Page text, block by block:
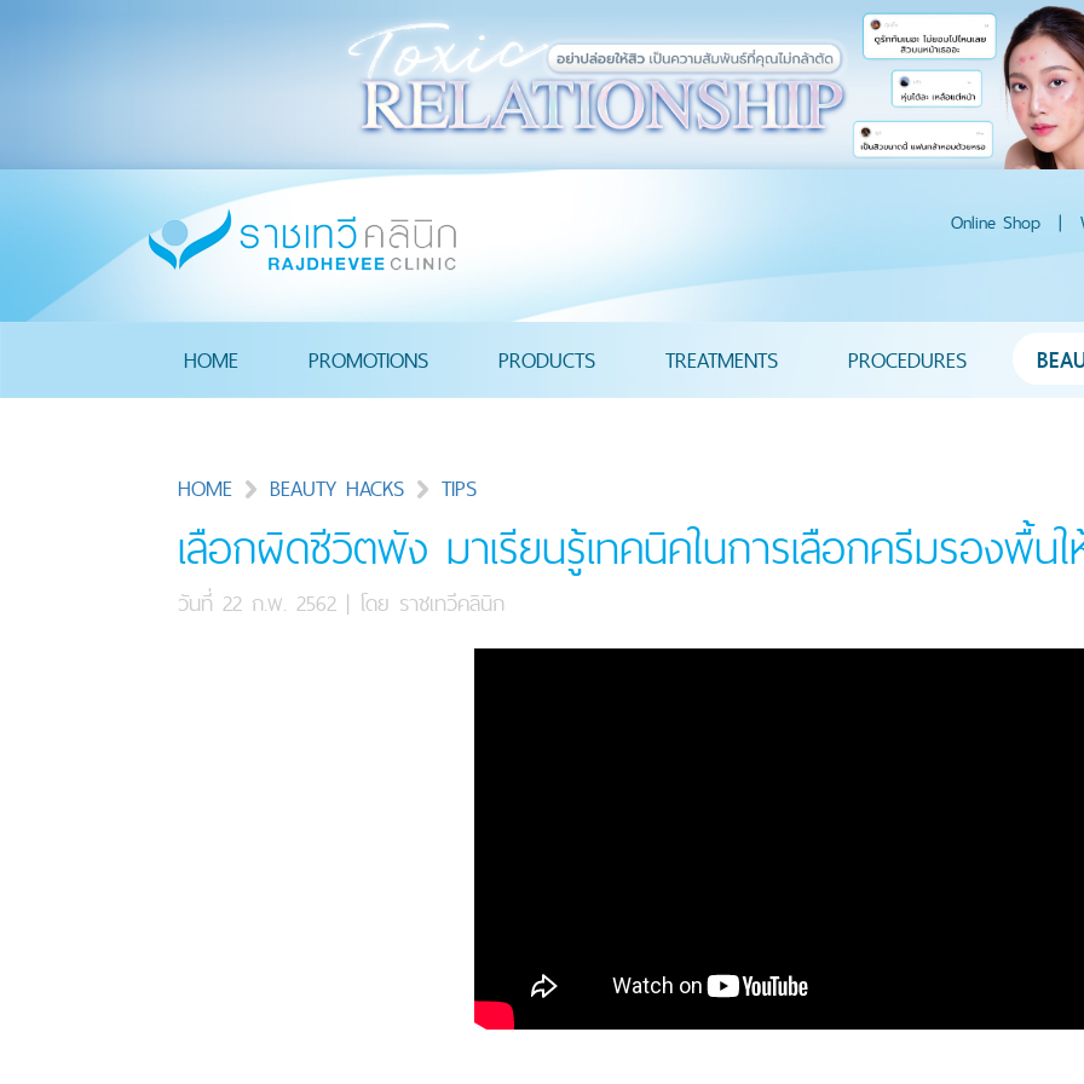
Online Shop |
HOME PROMOTIONS PRODUCTS TREATMENTS PROCEDURES
HOME BEAUTY HACKS TIPS
เลือกผิดชีวิตพัง มาเรียนรู้เทคนิคในการเลือกครีมรองพื้นใ
วันที่ 22 ก.พ. 2562 | โดย ราชเทวีคลินิก